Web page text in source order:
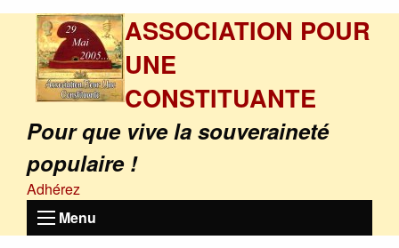
ASSOCIATION POUR
UNE
CONSTITUANTE
Pour que vive la souveraineté
populaire !
Adhérez
Menu